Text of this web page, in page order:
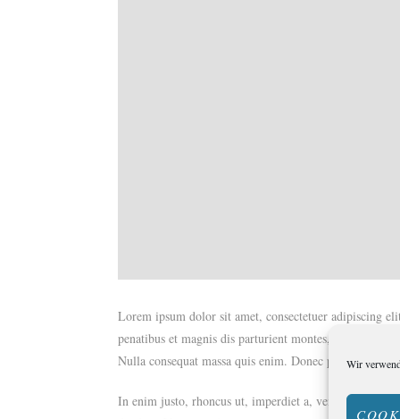
Wir
Lorem ipsum dolor sit amet, consectetuer adipiscing
penatibus et magnis dis parturient montes, nascetur
Nulla consequat massa quis enim. Donec pede justo,
In enim justo, rhoncus ut, imperdiet a, venenatis